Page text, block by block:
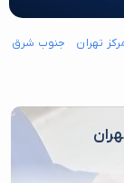
تهران جنوب شرق